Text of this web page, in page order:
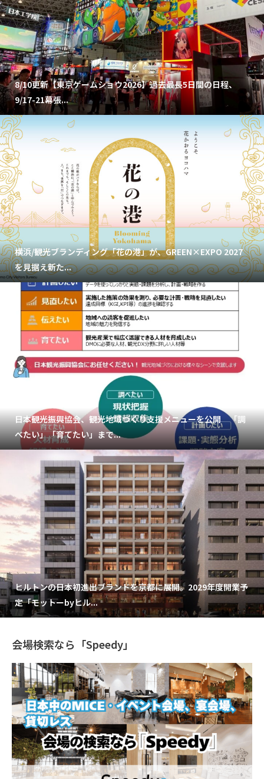
8/10更新【東京ゲームショウ2026】過去最長5日間の日程、
9/17-21幕張...
横浜/観光ブランディング「花の港」が、GREEN×EXPO 2027
を見据え新た...
日本観光振興協会、観光地域づくり支援メニューを公開 「調
べたい」「育てたい」まで...
ヒルトンの日本初進出ブランドを京都に展開。2029年度開業予
定「モットーbyヒル...
会場検索なら「Speedy」